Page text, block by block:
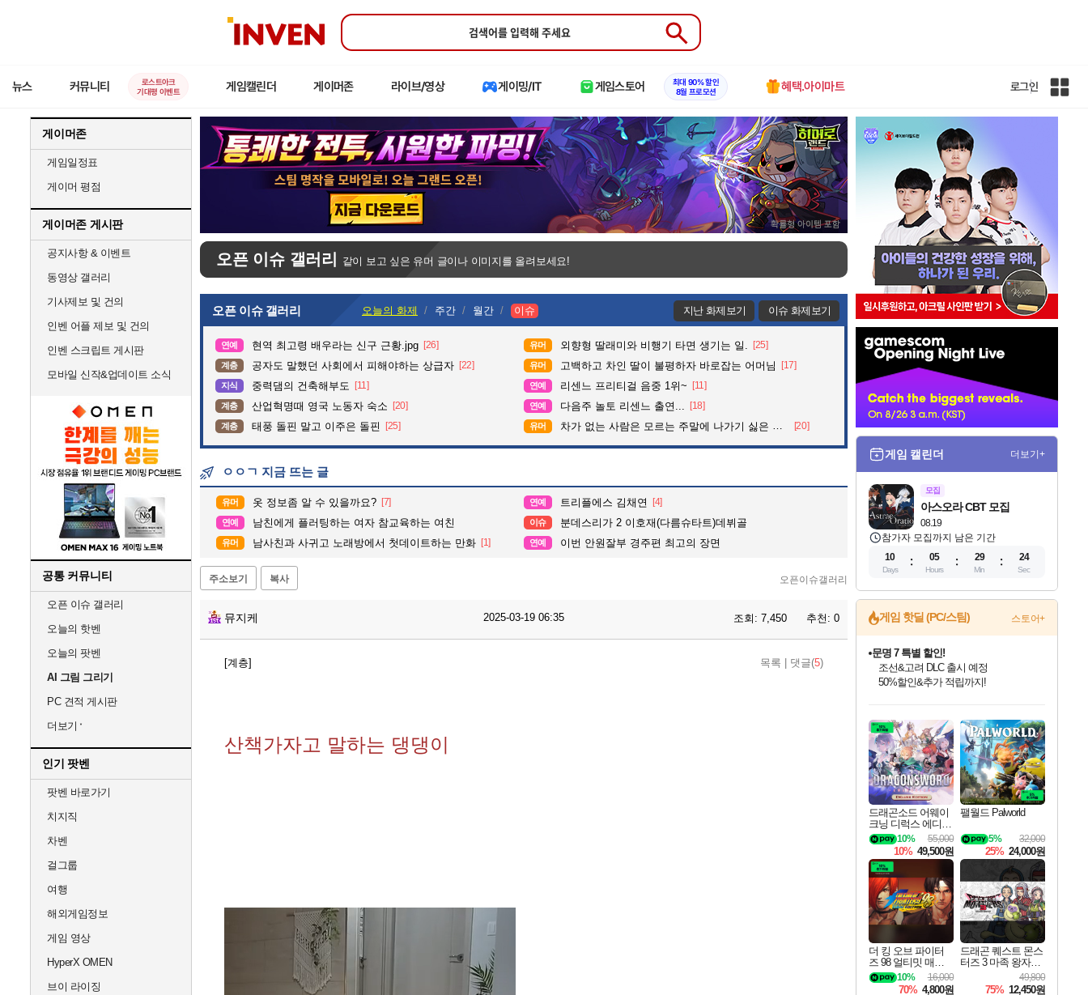
인
Submit
뉴스 커뮤니티
로스트아크
기대평 이벤트
게임캘린더 게이머존 라이브/영상 게이밍/IT 게임스토어
최대 90% 할인
8월 프로모션
혜택.아이마트 로그인
인
게이머존
게임일정표
게이머 평점
게이머존 게시판
공지사항 & 이벤트
동영상 갤러리
기사제보 및 건의
인벤 어플 제보 및 건의
인벤 스크립트 게시판
모바일 신작&업데이트 소식
공통 커뮤니티
오픈 이슈 갤러리
오늘의 핫벤
오늘의 팟벤
AI 그림 그리기
PC 견적 게시판
더보기
인기 팟벤
팟벤 바로가기
치지직
차벤
걸그룹
여행
해외게임정보
게임 영상
HyperX OMEN
브이 라이징
오픈 이슈 갤러리 같이 보고 싶은 유머 글이나 이미지를 올려보세요!
오픈 이슈 갤러리 오늘의 화제 주간 월간 이슈 지난 화제보기 이슈 화제보기
연예 현역 최고령 배우라는 신구 근황.jpg [26] 유머 외향형 딸래미와 비행기 타면 생기는 일. [25]
계층 공자도 말했던 사회에서 피해야하는 상급자 [22] 유머 고백하고 차인 딸이 불평하자 바로잡는 어머님 [17]
지식 중력댐의 건축해부도 [11] 연예 리센느 프리티걸 음중 1위~ [11]
계층 산업혁명때 영국 노동자 숙소 [20] 연예 다음주 놀토 리센느 출연... [18]
계층 태풍 돌핀 말고 이주은 돌핀 [25] 유머 차가 없는 사람은 모르는 주말에 나가기 싫은 이유 [20]
ㅇㅇㄱ 지금 뜨는 글
유머 옷 정보좀 알 수 있을까요? [7] 연예 트리플에스 김채연 [4]
연예 남친에게 플러팅하는 여자 참교육하는 여친 이슈 분데스리가 2 이호재(다름슈타트)데뷔골
유머 남사친과 사귀고 노래방에서 첫데이트하는 만화 [1] 연예 이번 안원잘부 경주편 최고의 장면
주소보기 복사 오픈이슈갤러리
뮤지케 2025-03-19 06:35 조회: 7,450 추천: 0
[계층] 목록 댓글(5)
산책가자고 말하는 댕댕이
벤
게임 캘린더 더보기+
모집
08.19
아스오라 CBT 모집
참가자 모집까지 남은 기간
10
Days
05
Hours
29
Min
23
Sec
게임 핫딜 (PC/스팀) 스토어+
최대 90% 할인가를 만나보세요!
네이버혜택과 함께 만나보세요!
50%할인&추가 적립까지!
마블 투혼 파이팅 소울즈 정식출시!
마블 히어로 총 출동&화려한 격투!
네이버 포인트 혜택까지!
이니&베니 혜택까지!
네이버 혜택가와 함께 예약하세요!
할인&네이버혜택으로 만나보세요!
네이버페이 혜택과 만나보세요!
40주년 프로모션으로 만나보세요!
할인가에 만나보세요!
일부 에디션 상시 할인!
혜택으로 예약 판매 중
편안하게 충전하세요
드래곤소드 어웨이
크닝 디럭스 에디션
DragonSword Awake
ning Deluxe Edition
55,000
10%
10% 49,500원
팰월드 Palworld
32,000
5%
25% 24,000원
더 킹 오브 파이터
즈 98 얼티밋 매치
파이널 에디션 THE
KING OF FIGHTER
16,000
10%
70% 4,800원
드래곤 퀘스트 몬스
터즈 3 마족 왕자와
엘프의 여행 Dragon
Quest Monsters The
49,800
75% 12,450원